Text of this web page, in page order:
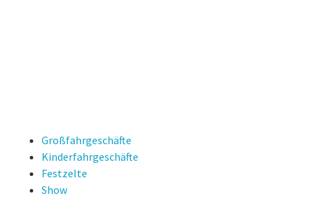
Großfahrgeschäfte
Kinderfahrgeschäfte
Festzelte
Show